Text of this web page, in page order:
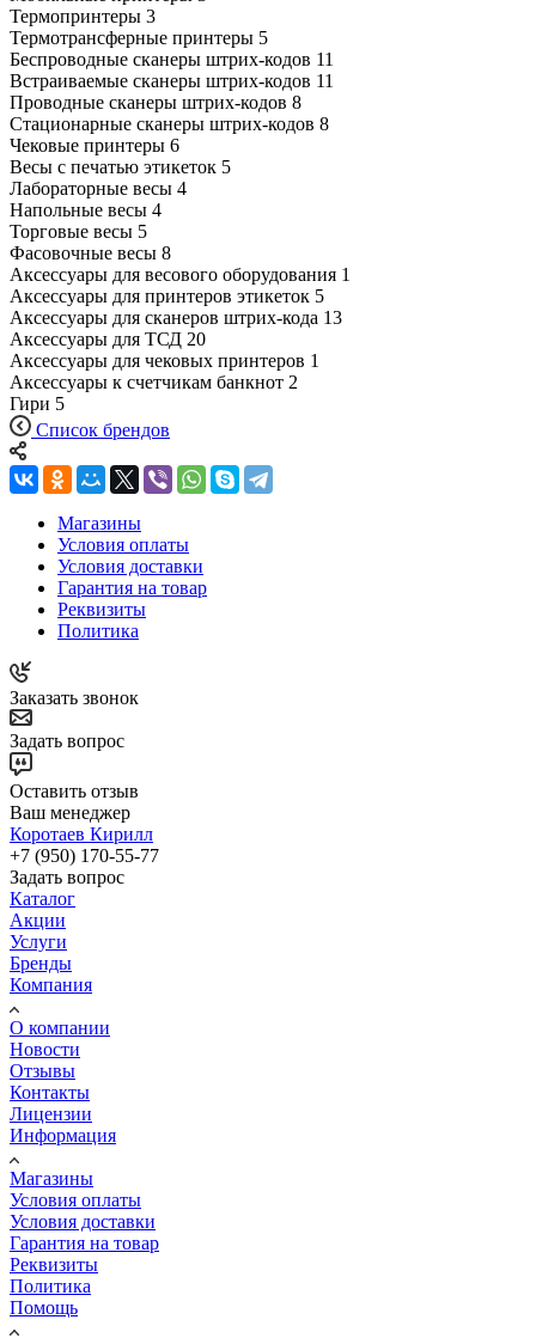
Термопринтеры 3
Термотрансферные принтеры 5
Беспроводные сканеры штрих-кодов 11
Встраиваемые сканеры штрих-кодов 11
Проводные сканеры штрих-кодов 8
Стационарные сканеры штрих-кодов 8
Чековые принтеры 6
Весы с печатью этикеток 5
Лабораторные весы 4
Напольные весы 4
Торговые весы 5
Фасовочные весы 8
Аксессуары для весового оборудования 1
Аксессуары для принтеров этикеток 5
Аксессуары для сканеров штрих-кода 13
Аксессуары для ТСД 20
Аксессуары для чековых принтеров 1
Аксессуары к счетчикам банкнот 2
Гири 5
Список брендов
Магазины
Условия оплаты
Условия доставки
Гарантия на товар
Реквизиты
Политика
Заказать звонок
Задать вопрос
Оставить отзыв
Ваш менеджер
Коротаев Кирилл
+7 (950) 170-55-77
Задать вопрос
Каталог
Акции
Услуги
Бренды
Компания
О компании
Новости
Отзывы
Контакты
Лицензии
Информация
Магазины
Условия оплаты
Условия доставки
Гарантия на товар
Реквизиты
Политика
Помощь